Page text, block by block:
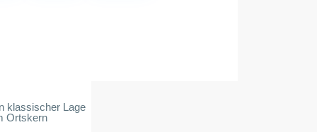
klassischer Lage
Ortskern